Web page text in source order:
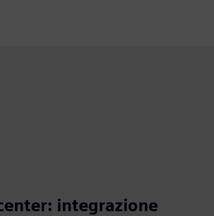
integrazione